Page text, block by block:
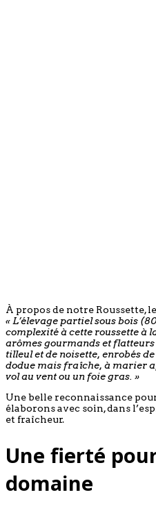
À propos de notre Roussette,
« L’élevage partiel sous bois
complexité à cette roussette à
arômes gourmands et flatteurs
tilleul et de noisette, enrobés
dodue mais fraîche, à marier
vol au vent ou un foie gras. »
Une belle reconnaissance
élaborons avec soin, dans
et fraîcheur.
Une fierté
domaine